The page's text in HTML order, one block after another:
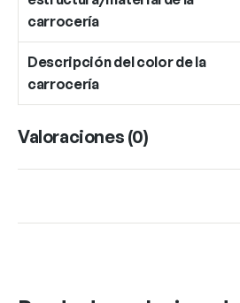
carrocería
Descripción del color de la
carrocería
Valoraciones (0)